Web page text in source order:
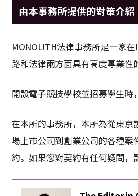
由本事務所提供的對策介紹
MONOLITH法律事務所是一家
路和法律兩方面具有高度專業性
開設電子競技學校並招募學生時
在本所的事務所，本所為從東京
場上市公司到創業公司的各種案
約。如果您對契約有任何疑問，